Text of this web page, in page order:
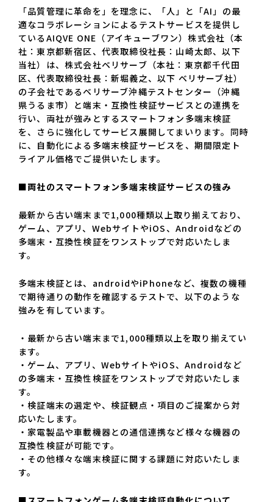
「品質管理に革命を」を理念に、「人」と「AI」の最
適なコラボレーションによるテストサービスを提供し
ているAIQVE ONE（アイキューブワン）株式会社（本
社：東京都新宿区、代表取締役社長：山崎太郎、以下
当社）は、株式会社ベリサーブ（本社：東京都千代田
区、代表取締役社長：新堀義之、以下 ベリサーブ社）
の子会社であるベリサーブ沖縄テストセンター（沖縄
県うるま市）と端末・互換性検証サービスとの連携を
行い、両社が強みとするスマートフォン多端末検証
を、さらに強化してサービス展開してまいります。同時
に、自動化による多端末検証サービスを、期間限定ト
ライアル価格でご提供いたします。
■両社のスマートフォン多端末検証サービスの強み
最新から古い端末まで1,000種類以上取り揃えており、
ゲーム、アプリ、WebサイトやiOS、Androidなどの
多端末・互換性検証をワンストップで対応いたしま
す。
多端末検証とは、androidやiPhoneなど、複数の機種
で期待通りの動作を確認するテストで、以下のような
強みを有しています。
・最新から古い端末まで1,000種類以上を取り揃えてい
ます。
・ゲーム、アプリ、WebサイトやiOS、Androidなど
の多端末・互換性検証をワンストップで対応いたしま
す。
・検証端末の選定や、検証観点・項目のご提案から対
応いたします。
・家電製品や車載機器との通信連携など様々な機器の
互換性検証が可能です。
・その他様々な端末検証に関する課題に対応いたしま
す。